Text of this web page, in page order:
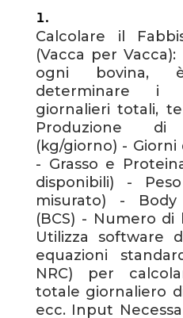
Calcolare il
(Vacca per
ogni bovina, è
determinare i
giornalieri totali,
Produzione
(kg/giorno) -
- Grasso e
disponibili) -
misurato) -
(BCS) - Numero di
Utilizza software
equazioni
NRC) per
totale giornaliero
ecc. Input